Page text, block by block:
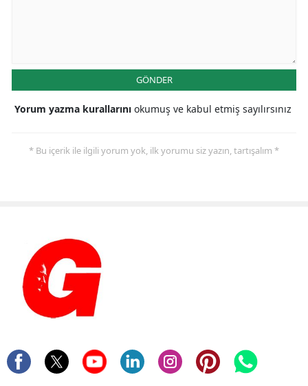
GÖNDER
Yorum yazma kurallarını okumuş ve kabul etmiş sayılırsınız
* Bu içerik ile ilgili yorum yok, ilk yorumu siz yazın, tartışalım *